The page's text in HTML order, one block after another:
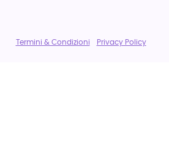
Termini & Condizioni Privacy Policy